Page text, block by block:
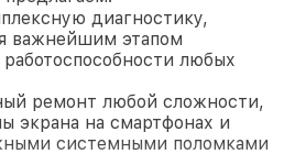
диагностику,
важнейшим этапом
работоспособности любых
ремонт любой сложности,
экрана на смартфонах и
системными поломками